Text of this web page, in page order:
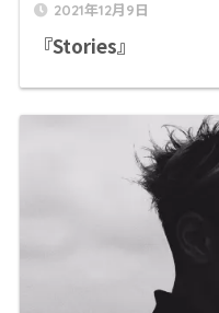
2021年12月9日
『Stories』